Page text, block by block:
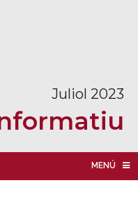
Juliol 2023
MENÚ